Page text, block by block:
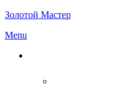
Золотой Мастер
Menu